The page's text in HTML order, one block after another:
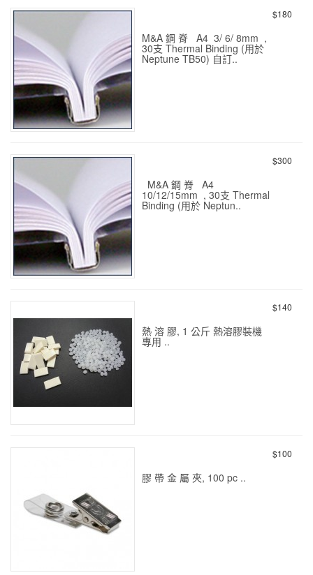
50個
$180
3/6/8mm 30s
M&A 鋼 脊 A4 3/ 6/ 8mm ,
30支 Thermal Binding (用於
Neptune TB50) 自訂..
$300
10/12/15mm 30s
M&A 鋼 脊 A4
10/12/15mm , 30支 Thermal
Binding (用於 Neptun..
$140
熱 溶 膠, 1 公斤 熱溶膠裝機
專用 ..
$100
膠 帶 金 屬 夾, 100 pc ..